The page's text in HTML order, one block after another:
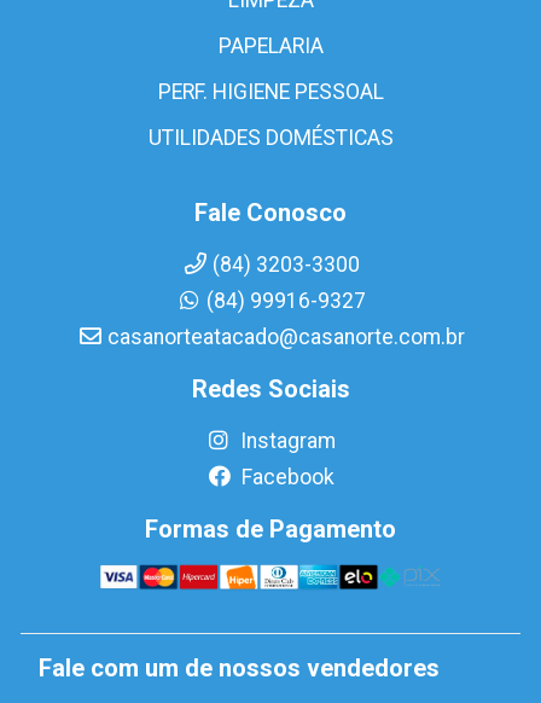
PAPELARIA
PERF. HIGIENE PESSOAL
UTILIDADES DOMÉSTICAS
Fale Conosco
(84) 3203-3300
(84) 99916-9327
casanorteatacado@casanorte.com.br
Redes Sociais
Instagram
Facebook
Formas de Pagamento
Fale com um de nossos vendedores